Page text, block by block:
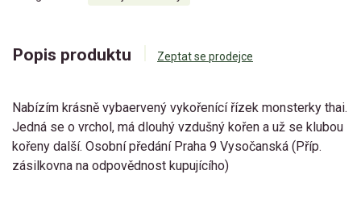
Popis produktu Zeptat se prodejce
Nabízím krásně vybaervený vykořenící řízek monsterky thai.
Jedná se o vrchol, má dlouhý vzdušný kořen a už se klubou
kořeny další. Osobní předání Praha 9 Vysočanská (Příp.
zásilkovna na odpovědnost kupujícího)